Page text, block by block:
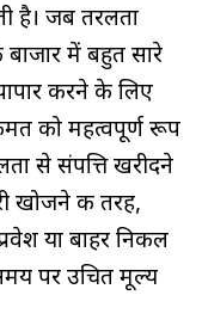
है। जब तरलता
में बहुत सारे
करने के लिए
को महत्वपूर्ण रूप
से संपत्ति खरीदने
खोजने की तरह,
या बाहर निकल
पर उचित मूल्य